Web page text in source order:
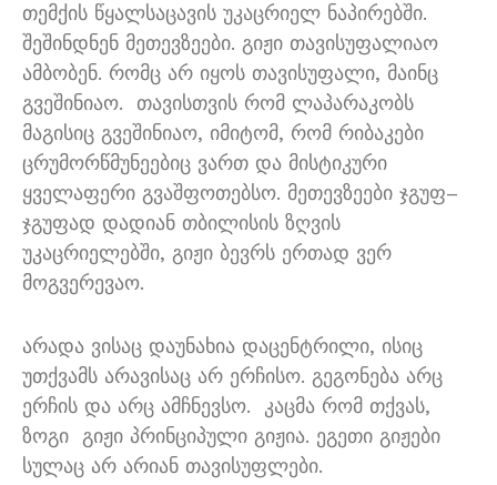
თემქის წყალსაცავის უკაცრიელ ნაპირებში.
შეშინდნენ მეთევზეები. გიჟი თავისუფალიაო
ამბობენ. რომც არ იყოს თავისუფალი, მაინც
გვეშინიაო.
თავისთვის რომ ლაპარაკობს
მაგისიც გვეშინიაო, იმიტომ, რომ რიბაკები
ცრუმორწმუნეებიც ვართ და მისტიკური
ყველაფერი გვაშფოთებსო. მეთევზეები ჯგუფ–
ჯგუფად დადიან თბილისის ზღვის
უკაცრიელებში, გიჟი ბევრს ერთად ვერ
მოგვერევაო.
არადა ვისაც დაუნახია დაცენტრილი, ისიც
უთქვამს არავისაც არ ერჩისო. გეგონება არც
ერჩის და არც ამჩნევსო. კაცმა რომ თქვას,
ზოგი
გიჟი პრინციპული გიჟია. ეგეთი გიჟები
სულაც არ არიან თავისუფლები.